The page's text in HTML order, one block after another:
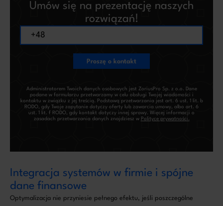
Umów się na prezentację naszych
rozwiązań!
Proszę o kontakt
Administratorem Twoich danych osobowych jest ZoriusPro Sp. z o.o. Dane
podane w formularzu przetwarzamy w celu obsługi Twojej wiadomości i
kontaktu w związku z jej treścią. Podstawą przetwarzania jest art. 6 ust. 1 lit. b
RODO, gdy Twoje zapytanie dotyczy oferty lub zawarcia umowy, albo art. 6
ust. 1 lit. f RODO, gdy kontakt dotyczy innej sprawy. Więcej informacji o
zasadach przetwarzania danych znajdziesz w Polityce prywatności.
Integracja systemów w firmie i spójne
dane finansowe
Optymalizacja nie przyniesie pełnego efektu, jeśli poszczególne